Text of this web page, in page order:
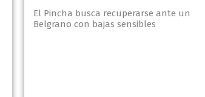
El Pincha busca recuperarse ante un
Belgrano con bajas sensibles